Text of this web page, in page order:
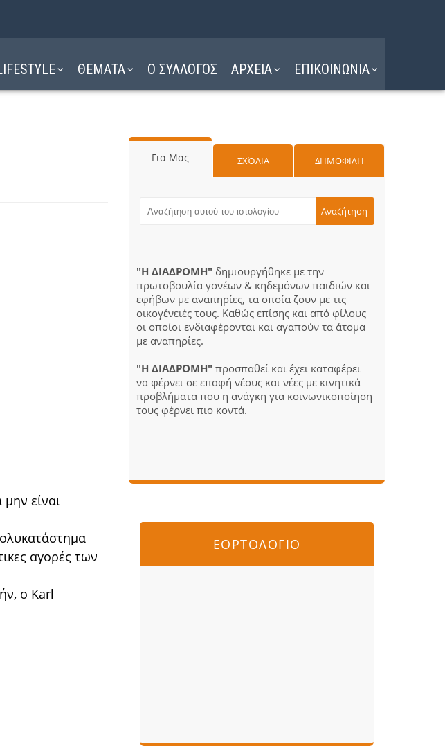
ΘΕΜΑΤΑ Ο ΣΥΛΛΟΓΟΣ ΑΡΧΕΙΑ ΕΠΙΚΟΙΝΩΝΙΑ
είναι
αγορές των
ο Karl
Για Μας ΣΧΌΛΙΑ ΔΗΜΟΦΙΛΗ
"Η ΔΙΑΔΡΟΜΗ" δημιουργήθηκε με την
πρωτοβουλία γονέων & κηδεμόνων παιδιών και
εφήβων με αναπηρίες, τα οποία ζουν με τις
οικογένειές τους. Καθώς επίσης και από φίλους
οι οποίοι ενδιαφέρονται και αγαπούν τα άτομα
με αναπηρίες.
"Η ΔΙΑΔΡΟΜΗ" προσπαθεί και έχει καταφέρει
να φέρνει σε επαφή νέους και νέες με κινητικά
προβλήματα που η ανάγκη για κοινωνικοποίηση
τους φέρνει πιο κοντά.
ΕΟΡΤΟΛΟΓΙΟ